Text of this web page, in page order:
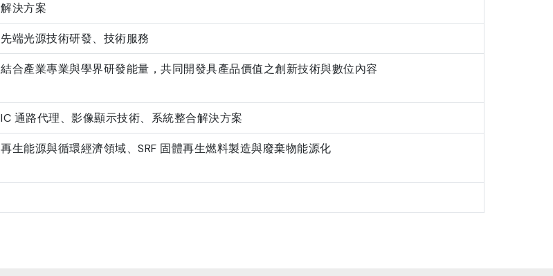
解決方案
先端光源技術研發、技術服務
結合產業專業與學界研發能量，共同開發具產品價值之創新技術與數位內容
IC 通路代理、影像顯示技術、系統整合解決方案
再生能源與循環經濟領域、SRF 固體再生燃料製造與廢棄物能源化